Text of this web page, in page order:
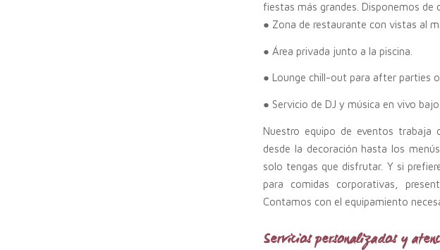
fiestas más grandes. Disponemos de
● Zona de restaurante con vistas al
● Área privada junto a la piscina.
● Lounge chill-out para after parties
● Servicio de DJ y música en vivo
Nuestro equipo de eventos trabaja
desde la decoración hasta los
solo tengas que disfrutar. Y si
para comidas corporativas,
Contamos con el equipamiento
Servicios personalizados y